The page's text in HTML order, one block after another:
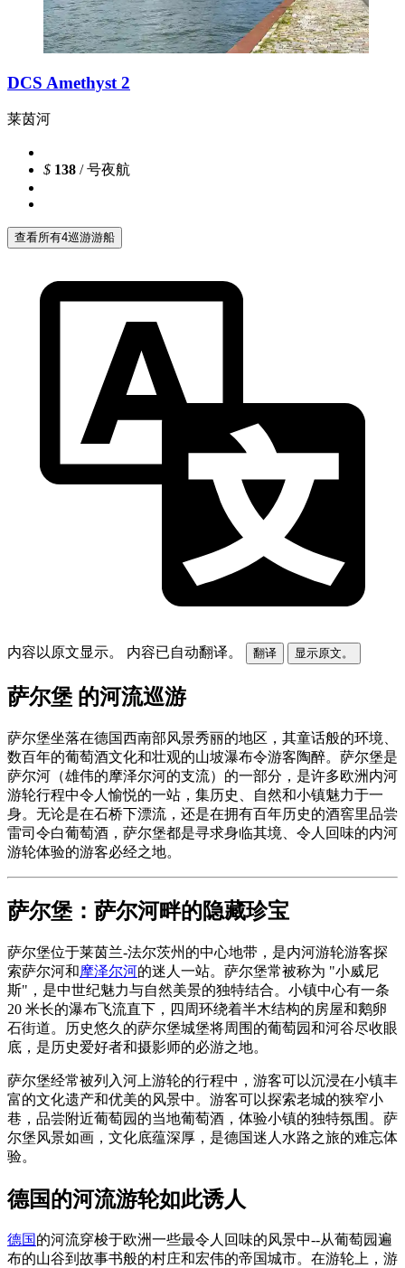
DCS Amethyst 2
莱茵河
$ 138 / 号夜航
查看所有4巡游游船
内容以原文显示。 内容已自动翻译。 翻译 显示原文。
萨尔堡 的河流巡游
萨尔堡坐落在德国西南部风景秀丽的地区，其童话般的环境、
数百年的葡萄酒文化和壮观的山坡瀑布令游客陶醉。萨尔堡是
萨尔河（雄伟的摩泽尔河的支流）的一部分，是许多欧洲内河
游轮行程中令人愉悦的一站，集历史、自然和小镇魅力于一
身。无论是在石桥下漂流，还是在拥有百年历史的酒窖里品尝
雷司令白葡萄酒，萨尔堡都是寻求身临其境、令人回味的内河
游轮体验的游客必经之地。
萨尔堡：萨尔河畔的隐藏珍宝
萨尔堡位于莱茵兰-法尔茨州的中心地带，是内河游轮游客探
索萨尔河和摩泽尔河的迷人一站。萨尔堡常被称为 "小威尼
斯"，是中世纪魅力与自然美景的独特结合。小镇中心有一条
20 米长的瀑布飞流直下，四周环绕着半木结构的房屋和鹅卵
石街道。历史悠久的萨尔堡城堡将周围的葡萄园和河谷尽收眼
底，是历史爱好者和摄影师的必游之地。
萨尔堡经常被列入河上游轮的行程中，游客可以沉浸在小镇丰
富的文化遗产和优美的风景中。游客可以探索老城的狭窄小
巷，品尝附近葡萄园的当地葡萄酒，体验小镇的独特氛围。萨
尔堡风景如画，文化底蕴深厚，是德国迷人水路之旅的难忘体
验。
德国的河流游轮如此诱人
德国的河流穿梭于欧洲一些最令人回味的风景中--从葡萄园遍
布的山谷到故事书般的村庄和宏伟的帝国城市。在游轮上，游